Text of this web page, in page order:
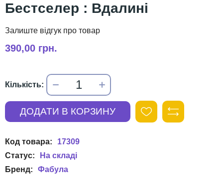
Бестселер : Вдалині
390,00 грн.
17309
Фабула